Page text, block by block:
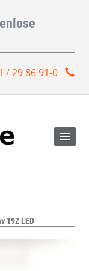
/ 29 86 91-0
19Z LED